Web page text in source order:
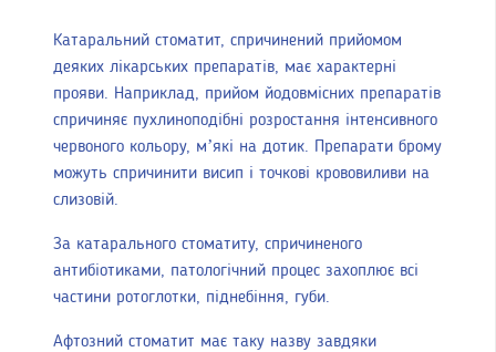
Катаральний стоматит, спричинений прийомом
деяких лікарських препаратів, має характерні
прояви. Наприклад, прийом йодовмісних препаратів
спричиняє пухлиноподібні розростання інтенсивного
червоного кольору, м’які на дотик. Препарати брому
можуть спричинити висип і точкові крововиливи на
слизовій.
За катарального стоматиту, спричиненого
антибіотиками, патологічний процес захоплює всі
частини ротоглотки, піднебіння, губи.
Афтозний стоматит має таку назву завдяки